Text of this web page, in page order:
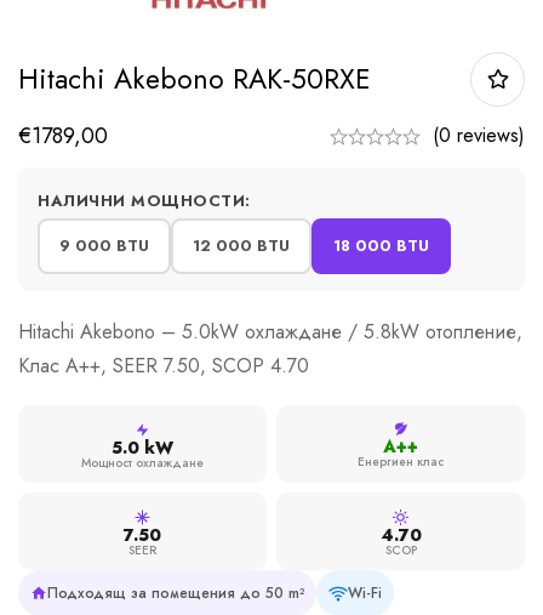
Hitachi Akebono RAK-50RXE
€1789,00 (0 reviews)
НАЛИЧНИ МОЩНОСТИ:
9 000 BTU
12 000 BTU 18 000 BTU
Hitachi Akebono – 5.0kW охлаждане / 5.8kW отопление,
Клас A++, SEER 7.50, SCOP 4.70
5.0 kW
Мощност охлаждане
A++
Енергиен клас
7.50
SEER
4.70
SCOP
Подходящ за помещения до 50 m² Wi-Fi